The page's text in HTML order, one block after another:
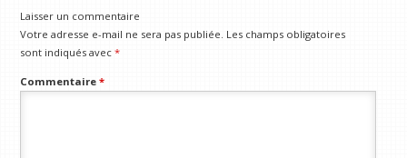
Laisser un commentaire
Votre adresse e-mail ne sera pas publiée. Les champs obligatoires
sont indiqués avec*
Commentaire*